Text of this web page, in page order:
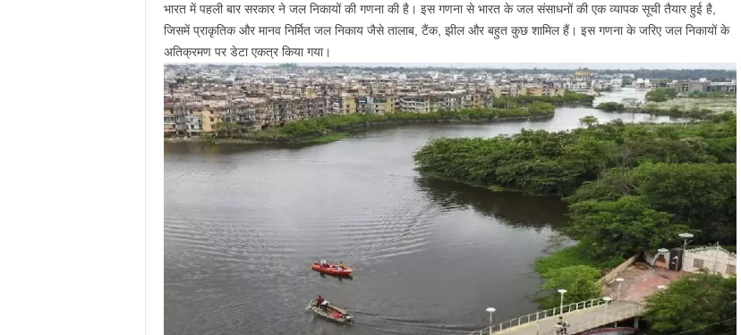
भारत में पहली बार सरकार ने जल निकायों की गणना की है। इस गणना से भारत के जल संसाधनों की एक व्यापक सूची तैयार हुई है,
जिसमें प्राकृतिक और मानव निर्मित जल निकाय जैसे तालाब, टैंक, झील और बहुत कुछ शामिल हैं। इस गणना के जरिए जल निकायों के
अतिक्रमण पर डेटा एकत्र किया गया।